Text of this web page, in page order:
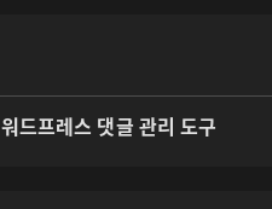
워드프레스 댓글 관리 도구